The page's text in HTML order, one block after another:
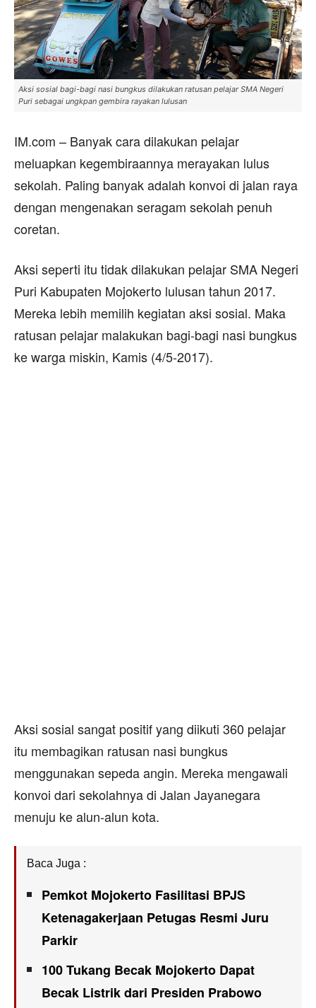
Aksi sosial bagi-bagi nasi bungkus dilakukan ratusan pelajar SMA Negeri
Puri sebagai ungkpan gembira rayakan lulusan
IM.com – Banyak cara dilakukan pelajar
meluapkan kegembiraannya merayakan lulus
sekolah. Paling banyak adalah konvoi di jalan raya
dengan mengenakan seragam sekolah penuh
coretan.
Aksi seperti itu tidak dilakukan pelajar SMA Negeri
Puri Kabupaten Mojokerto lulusan tahun 2017.
Mereka lebih memilih kegiatan aksi sosial. Maka
ratusan pelajar malakukan bagi-bagi nasi bungkus
ke warga miskin, Kamis (4/5-2017).
Aksi sosial sangat positif yang diikuti 360 pelajar
itu membagikan ratusan nasi bungkus
menggunakan sepeda angin. Mereka mengawali
konvoi dari sekolahnya di Jalan Jayanegara
menuju ke alun-alun kota.
Baca Juga :
Pemkot Mojokerto Fasilitasi BPJS
Ketenagakerjaan Petugas Resmi Juru
Parkir
100 Tukang Becak Mojokerto Dapat
Becak Listrik dari Presiden Prabowo